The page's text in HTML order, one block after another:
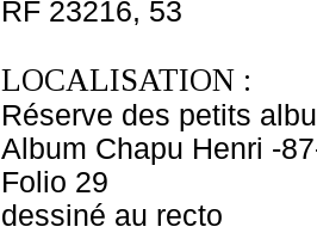
RF 23216, 53
LOCALISATION :
Réserve des petits
Album Chapu Henri -
Folio 29
dessiné au recto